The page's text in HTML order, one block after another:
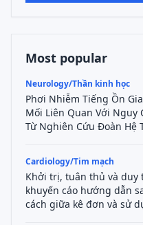
Most popular
Neurology/Thần kinh học
Phơi Nhiễm Tiếng Ồn
Mối Liên Quan Với Nguy
Từ Nghiên Cứu Đoàn Hệ
Cardiology/Tim mạch
Khởi trị, tuân thủ và
khuyến cáo hướng dẫn
cách giữa kê đơn và sử